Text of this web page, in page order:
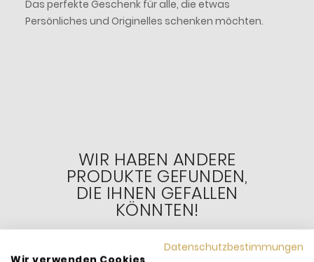
Das perfekte Geschenk für alle, die etwas
Persönliches und Originelles schenken möchten.
WIR HABEN ANDERE
PRODUKTE GEFUNDEN,
DIE IHNEN GEFALLEN
KÖNNTEN!
Datenschutzbestimmungen